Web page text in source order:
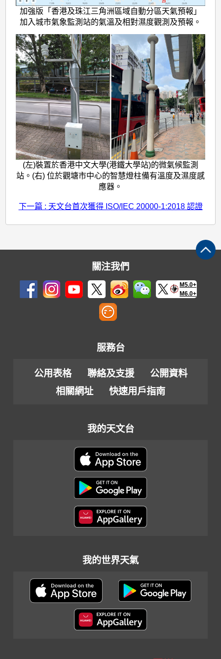
加強版「香港及珠江三角洲區域自動分區天氣預報」
加入城市氣象監測站的氣溫及相對濕度觀測及預報。
(左)裝置於香港中文大學(港鐵大學站)的微氣候監測
站。(右) 位於觀塘市中心的智慧燈柱備有溫度及濕度感
應器。
下一篇 : 天文台首次獲得 ISO/IEC 20000-1:2018 認證
關注我們
M5.0+
M6.0+
服務台
公用表格 聯絡及支援
公開資料
相關網址
快速用戶指南
我的天文台
我的世界天氣